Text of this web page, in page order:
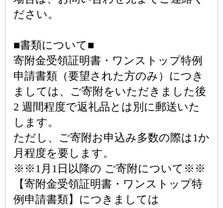
ださい。
■書類について■
寄附金受領証明書・ワンストップ特例
申請書類（要望された方のみ）につき
ましては、ご寄附をいただきました後
2 週間程度で返礼品とは別に郵送いた
します。
ただし、ご寄附お申込み多数の際は1か
月程度を要します。
※※1月1日以降の ご寄附について※※
【寄附金受領証明書・ワンストップ特
例申請書類】につきましては